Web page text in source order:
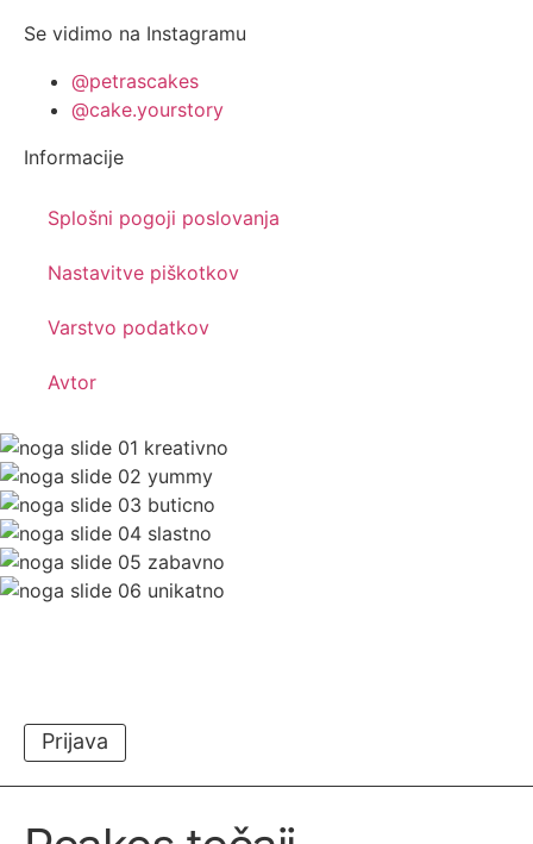
Se vidimo na Instagramu
@petrascakes
@cake.yourstory
Informacije
Splošni pogoji poslovanja
Nastavitve piškotkov
Varstvo podatkov
Avtor
Prijava